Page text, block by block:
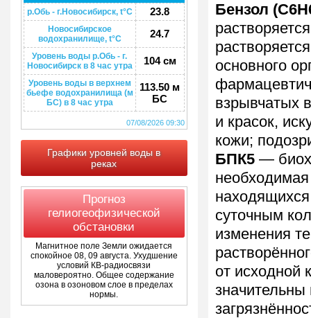
р.Обь - г.Новосибирск, t°C 23.8
Новосибирское
водохранилище, t°C
24.7
Уровень воды р.Обь - г.
Новосибирск в 8 час утра
104 см
Уровень воды в верхнем
бьефе водохранилища (м
БС) в 8 час утра
113.50 м
БС
07/08/2026 09:30
Графики уровней воды в
реках
Прогноз
гелиогеофизической
обстановки
Магнитное поле Земли ожидается
спокойное 08, 09 августа. Ухудшение
условий КВ-радиосвязи
маловероятно. Общее содержание
озона в озоновом слое в пределах
нормы.
Бензол
основного
взрывчатых
и красок,
кожи;
БПК5 —
суточным
изменения
от исходной